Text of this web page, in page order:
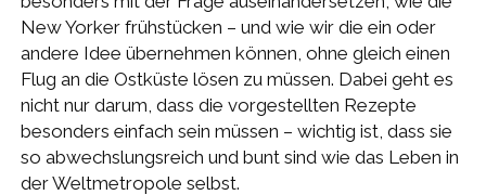
New Yorker frühstücken – und wie wir die ein oder
andere Idee übernehmen können, ohne gleich einen
Flug an die Ostküste lösen zu müssen. Dabei geht es
nicht nur darum, dass die vorgestellten Rezepte
besonders einfach sein müssen – wichtig ist, dass sie
so abwechslungsreich und bunt sind wie das Leben in
der Weltmetropole selbst.